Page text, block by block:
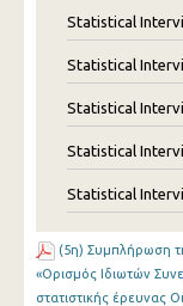
Statistical
Statistical
Statistical
Statistical
Statistical
(5η) Συμπλήρωση
«Ορισμός Ιδιωτών
στατιστικής έρευνας